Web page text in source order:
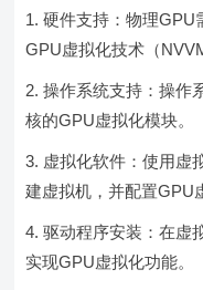
硬件支持：物理GPU
GPU虚拟化技术（
操作系统支持：操作
核的GPU虚拟化模块。
虚拟化软件：使用虚
建虚拟机，并配置GPU
驱动程序安装：在虚
实现GPU虚拟化功能。